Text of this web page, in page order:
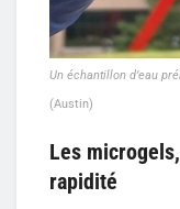
Un échantillon d’eau
(Austin)
Les
rapidité